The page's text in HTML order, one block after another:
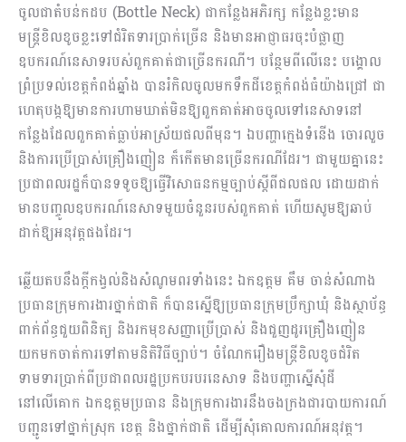
ចូលជាតំបន់កដប (Bottle Neck) ជាកន្លែងអភិរក្ស កន្លែងខ្លះមាន
មន្ត្រីខិលខូចខ្លះទៅជំរិតទារប្រាក់ច្រេីន និងមានអាជ្ញាធរចុះបំផ្លាញ
ឧបករណ៍នេសាទរបស់ពួកគាត់ជាច្រេីនករណី។ បន្ថែមពីលើនេះ បង្គោល
ព្រំប្រទល់ខេត្តកំពង់ឆ្នាំង បានរំកិលចូលមកទឹកដីខេត្តកំពង់ធំយ៉ាងជ្រៅ ជា
ហេតុបង្កឱ្យមានការហាមឃាត់មិនឱ្យពួកគាត់អាចចូលទៅនេសាទនៅ
កន្លែងដែលពួកគាត់ធ្លាប់អាស្រ័យផលពីមុន។ ឯបញ្ហាក្មេងទំនើង ចោរលួច
និងការប្រេីប្រាស់គ្រឿងញៀន ក៏កើតមានច្រេីនករណីដែរ។ ជាមួយគ្នានេះ
ប្រជាពលរដ្ឋក៏បានទទូចឱ្យធ្វើវិសោធនកម្មច្បាប់ស្ដីពីជលផល ដោយដាក់
មានបញ្ចូលឧបករណ៍នេសាទមួយចំនួនរបស់ពួកគាត់ ហើយសូមឱ្យឆាប់
ដាក់ឱ្យអនុវត្តផងដែរ។
ឆ្លើយតបនឹងក្ដីកង្វល់និងសំណូមពរទាំងនេះ ឯកឧត្តម គឹម ចាន់សំណាង
ប្រធានក្រុមការងារថ្នាក់ជាតិ ក៏បានស្នើឱ្យប្រធានក្រុមប្រឹក្សាឃុំ និងស្ថាប័ន្ធ
ពាក់ព័ន្ធជួយពិនិត្យ និងរកមុខសញ្ញាប្រេីប្រាស់ និងជួញដូរគ្រឿងញៀន
យកមកចាត់ការទៅតាមនិតិវិធីច្បាប់។ ចំណែករឿងមន្រ្តីខិលខូចជំរិត
ទាមទារប្រាក់ពីប្រជាពលរដ្ឋប្រកបរបរនេសាទ និងបញ្ហាស្នេីសុំដី
នៅលេីគោក ឯកឧត្តមប្រធាន និងក្រុមការងារនឹងចងក្រងជារបាយការណ៍
បញ្ជូនទៅថ្នាក់ស្រុក ខេត្ត និងថ្នាក់ជាតិ ដេីម្បីសុំគោលការណ៍អនុវត្ត។